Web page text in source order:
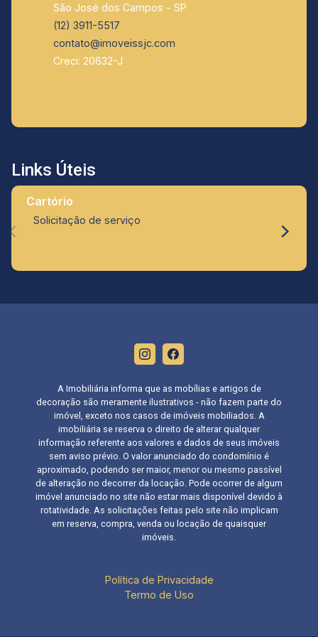
São José dos Campos - SP
(12) 3911-5517
contato@imoveissjc.com
Creci: 20632-J
Links Úteis
Cartório
Solicitação de serviço
A Imobiliária informa que as mobílias e artigos de
decoração são meramente ilustrativos - não fazem parte do
imóvel, exceto nos casos de imóveis mobiliados. A
imobiliária se reserva o direito de alterar qualquer
informação referente aos valores e dados de seus imóveis
sem aviso prévio. O valor anunciado do condomínio é
aproximado, podendo ser maior, menor ou mesmo passível
de alteração no decorrer da locação. Pode ocorrer de algum
imóvel anunciado no site não estar mais disponível devido à
rotatividade. As solicitações feitas pelo site não implicam
em reserva, compra, venda ou locação de quaisquer
imóveis.
Política de Privacidade
Termo de Uso